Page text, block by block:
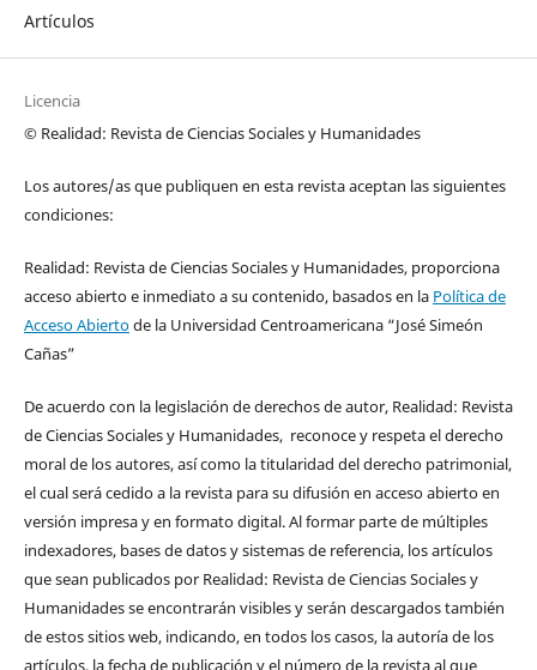
Artículos
Licencia
© Realidad: Revista de Ciencias Sociales y Humanidades
Los autores/as que publiquen en esta revista aceptan las siguientes
condiciones:
Realidad: Revista de Ciencias Sociales y Humanidades, proporciona
acceso abierto e inmediato a su contenido, basados en la Política de
Acceso Abiertode la Universidad Centroamericana “José Simeón
Cañas”
De acuerdo con la legislación de derechos de autor, Realidad: Revista
de Ciencias Sociales y Humanidades, reconoce y respeta el derecho
moral de los autores, así como la titularidad del derecho patrimonial,
el cual será cedido a la revista para su difusión en acceso abierto en
versión impresa y en formato digital. Al formar parte de múltiples
indexadores, bases de datos y sistemas de referencia, los artículos
que sean publicados por Realidad: Revista de Ciencias Sociales y
Humanidades se encontrarán visibles y serán descargados también
de estos sitios web, indicando, en todos los casos, la autoría de los
artículos, la fecha de publicación y el número de la revista al que